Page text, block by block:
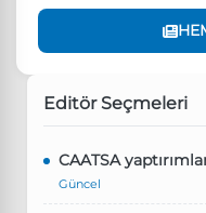
Editör Seçmeleri
CAATSA
Güncel